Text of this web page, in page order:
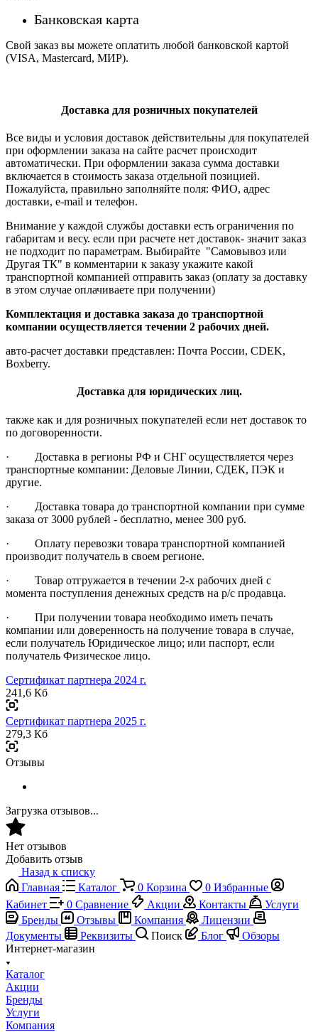
Банковская карта
Свой заказ вы можете оплатить любой банковской картой
(VISA, Mastercard, МИР).
Доставка для розничных покупателей
Все виды и условия доставок действительны для покупателей
при оформлении заказа на сайте расчет происходит
автоматически. При оформлении заказа сумма доставки
включается в стоимость заказа отдельной позицией.
Пожалуйста, правильно заполняйте поля: ФИО, адрес
доставки, e-mail и телефон.
Внимание у каждой службы доставки есть ограничения по
габаритам и весу. если при расчете нет доставок- значит заказ
не подходит по параметрам. Выбирайте "Самовывоз или
Другая ТК" в комментарии к заказу укажите какой
транспортной компанией отправить заказ (оплату за доставку
в этом случае оплачиваете при получении)
Комплектация и доставка заказа до транспортной
компании осуществляется течении 2 рабочих дней.
авто-расчет доставки представлен: Почта России, CDEK,
Boxberry.
Доставка для юридических лиц.
также как и для розничных покупателей если нет доставок то
по договоренности.
· Доставка в регионы РФ и СНГ осуществляется через
транспортные компании: Деловые Линии, СДЕК, ПЭК и
другие.
· Доставка товара до транспортной компании при сумме
заказа от 3000 рублей - бесплатно, менее 300 руб.
· Оплату перевозки товара транспортной компанией
производит получатель в своем регионе.
· Товар отгружается в течении 2-х рабочих дней с
момента поступления денежных средств на р/с продавца.
· При получении товара необходимо иметь печать
компании или доверенность на получение товара в случае,
если получатель Юридическое лицо; или паспорт, если
получатель Физическое лицо.
Сертификат партнера 2024 г.
241,6 Кб
Сертификат партнера 2025 г.
279,3 Кб
Отзывы
Загрузка отзывов...
Нет отзывов
Добавить отзыв
Назад к списку
Главная
Каталог 0 Корзина 0 Избранные
Кабинет
0 Сравнение Акции Контакты
Услуги
Бренды
Отзывы Компания
Лицензии
Документы
Реквизиты Поиск Блог
Обзоры
Интернет-магазин
Каталог
Акции
Бренды
Услуги
Компания